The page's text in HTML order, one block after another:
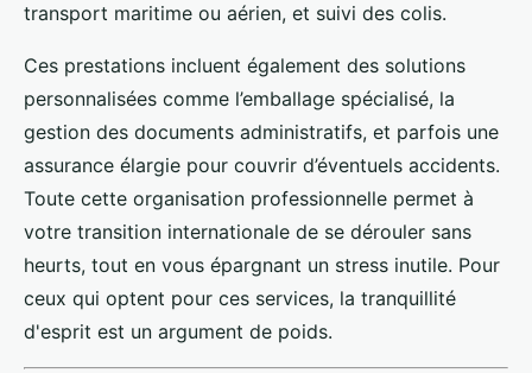
transport maritime ou aérien, et suivi des colis.
Ces prestations incluent également des solutions
personnalisées comme l’emballage spécialisé, la
gestion des documents administratifs, et parfois une
assurance élargie pour couvrir d’éventuels accidents.
Toute cette organisation professionnelle permet à
votre transition internationale de se dérouler sans
heurts, tout en vous épargnant un stress inutile. Pour
ceux qui optent pour ces services, la tranquillité
d'esprit est un argument de poids.